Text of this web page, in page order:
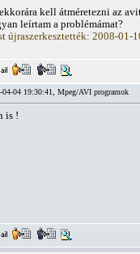
kell átméretezni az
leírtam a problémámat?
újraszerkesztették: 2008-01-
04 19:30:41, Mpeg/AVI programok
is !